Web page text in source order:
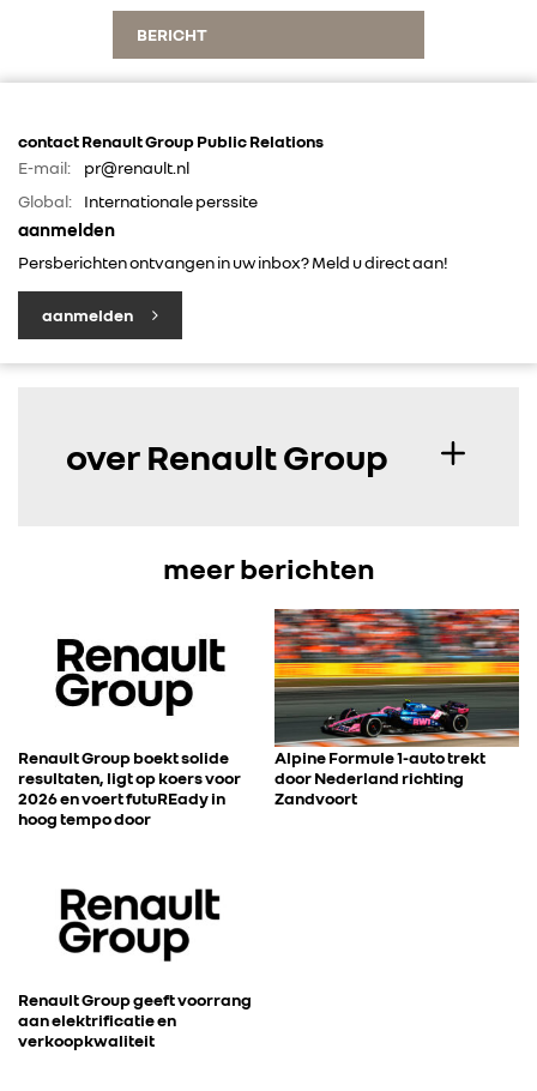
FOTO’S & VIDEO’S
CONTACT
BERICHT
contact Renault Group Public Relations
E-mail:
pr@renault.nl
Global:
Internationale perssite
aanmelden
Persberichten ontvangen in uw inbox? Meld u direct aan!
aanmelden
over Renault Group
meer berichten
Renault Group boekt solide
resultaten, ligt op koers voor
2026 en voert futuREady in
hoog tempo door
Alpine Formule 1-auto trekt
door Nederland richting
Zandvoort
Renault Group geeft voorrang
aan elektrificatie en
verkoopkwaliteit